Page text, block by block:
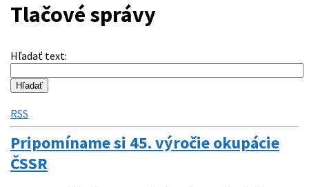
Tlačové správy
Hľadať text:
RSS
Pripomíname si 45. výročie okupácie
ČSSR